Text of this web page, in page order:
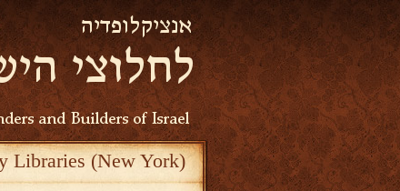
Libraries (New York)